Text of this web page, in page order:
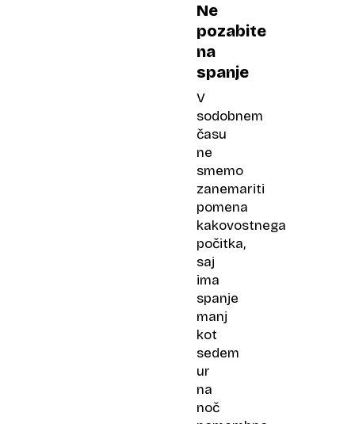
Ne
pozabite
na
spanje
V
sodobnem
času
ne
smemo
zanemariti
pomena
kakovostnega
počitka,
saj
ima
spanje
manj
kot
sedem
ur
na
noč